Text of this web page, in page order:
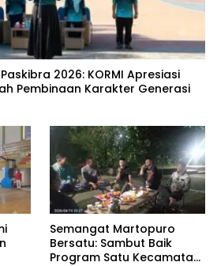
2026: KORMI Apresiasi
Pembinaan Karakter Generasi
Semangat Martopuro
Bersatu: Sambut Baik
Program Satu Kecamatan